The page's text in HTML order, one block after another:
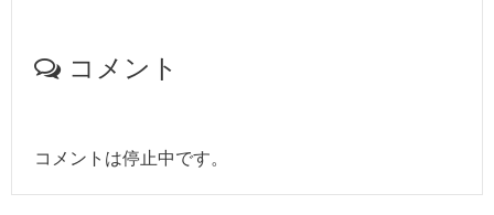
コメント
コメントは停止中です。